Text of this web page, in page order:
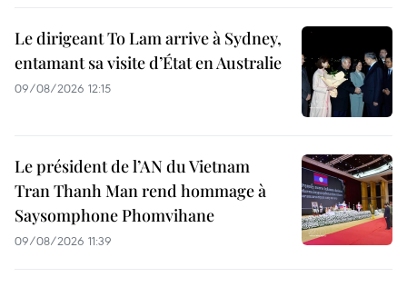
Le dirigeant To Lam arrive à Sydney,
entamant sa visite d’État en Australie
09/08/2026 12:15
Le président de l’AN du Vietnam
Tran Thanh Man rend hommage à
Saysomphone Phomvihane
09/08/2026 11:39